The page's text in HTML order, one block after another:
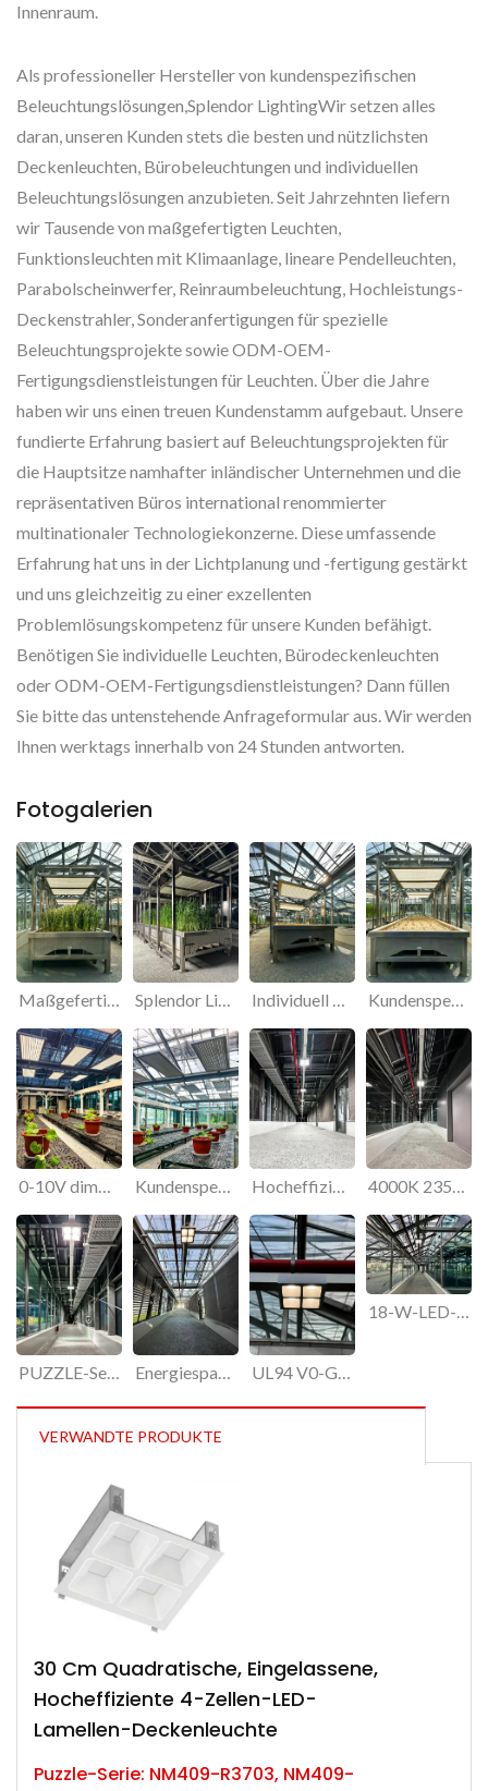
Innenraum.
Als professioneller Hersteller von kundenspezifischen
Beleuchtungslösungen,Splendor LightingWir setzen alles
daran, unseren Kunden stets die besten und nützlichsten
Deckenleuchten, Bürobeleuchtungen und individuellen
Beleuchtungslösungen anzubieten. Seit Jahrzehnten liefern
wir Tausende von maßgefertigten Leuchten,
Funktionsleuchten mit Klimaanlage, lineare Pendelleuchten,
Parabolscheinwerfer, Reinraumbeleuchtung, Hochleistungs-
Deckenstrahler, Sonderanfertigungen für spezielle
Beleuchtungsprojekte sowie ODM-OEM-
Fertigungsdienstleistungen für Leuchten. Über die Jahre
haben wir uns einen treuen Kundenstamm aufgebaut. Unsere
fundierte Erfahrung basiert auf Beleuchtungsprojekten für
die Hauptsitze namhafter inländischer Unternehmen und die
repräsentativen Büros international renommierter
multinationaler Technologiekonzerne. Diese umfassende
Erfahrung hat uns in der Lichtplanung und -fertigung gestärkt
und uns gleichzeitig zu einer exzellenten
Problemlösungskompetenz für unsere Kunden befähigt.
Benötigen Sie individuelle Leuchten, Bürodeckenleuchten
oder ODM-OEM-Fertigungsdienstleistungen? Dann füllen
Sie bitte das untenstehende Anfrageformular aus. Wir werden
Ihnen werktags innerhalb von 24 Stunden antworten.
Fotogalerien
Maßgefertigte, verstellbare LED-Pflanzenbeleuchtung aus Edelstahl für Gewächshäuser Splendor LightingIndividuell anpassbare, flexible 1-10V dimmbare LED-Pflanzenlampe mit automatischer Ein-/Ausschaltfunktion Individuell anpassbare, stufenlos dimmbare 1-10V 500W LED-Gewächshausbeleuchtung Kundenspezifische 550-W-LED-Gewächshausbeleuchtung mit Rollen für Forschungsumgebungen
0-10V dimmbare 500W LED-Gewächshausbeleuchtung für Glasgewächshausprojekte Kundenspezifische, dimmbare 500-W-Gewächshausleuchte mit hoher Wärmeableitung (1000 µmol/m²/s). Hocheffiziente 18-W-Quadrat-Bürodeckenleuchte mit niedrigem UGR-Wert von 16,5 und 4 Zellen 4000K 2350lm Aufputz-Hochleistungs-Lamellendeckenbeleuchtung
PUZZLE-Serie, 30 cm quadratische, energieeffiziente Deckenleuchten mit niedrigem UGR16,5-Wert Energiesparende Deckenleuchte für den Innenbereich, 18 W, 30 cm x 30 cm, 2350 lm Lichtstrom UL94 V0-Gehäuse, 9 W, 13 W, 18 W Deckenleuchten für gehobene Büros
18-W-LED-Deckenleuchte, blendfrei, hocheffizient, für den Innenbereich
VERWANDTE PRODUKTE
30 Cm Quadratische, Eingelassene,
Hocheffiziente 4-Zellen-LED-
Lamellen-Deckenleuchte
Puzzle-Serie: NM409-R3703, NM409-